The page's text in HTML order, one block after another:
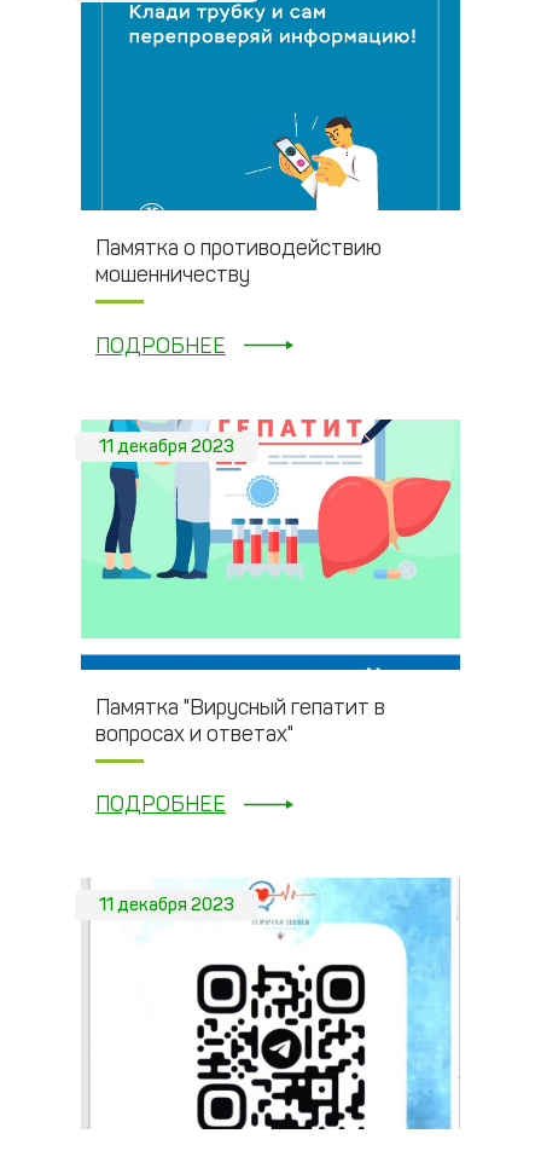
Памятка о противодействию
мошенничеству
ПОДРОБНЕЕ
11 декабря 2023
Памятка "Вирусный гепатит в
вопросах и ответах"
ПОДРОБНЕЕ
11 декабря 2023